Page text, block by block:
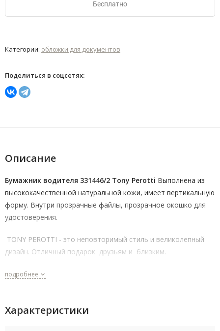
Бесплатно
Категории: обложки для документов
Поделиться в соцсетях:
Описание
Бумажник водителя 331446/2 Tony Perotti Выполнена из
высококачественной натуральной кожи, имеет вертикальную
форму. Внутри прозрачные файлы, прозрачное окошко для
удостоверения.
TONY PEROTTI - это неповторимый стиль и великолепный
дизайн. Отличный подарок друзьям и близким.
подробнее
Характеристики